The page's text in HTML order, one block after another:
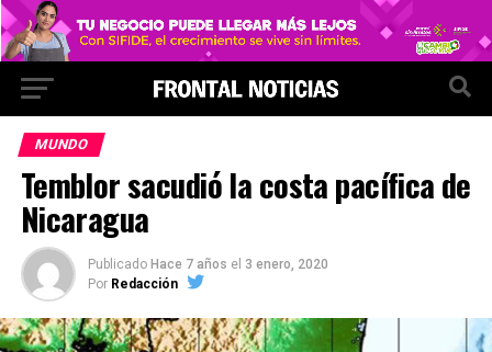
MUNDO
Temblor sacudió la costa pacífica de
Nicaragua
Publicado Hace 7 años el 3 enero, 2020
Por Redacción